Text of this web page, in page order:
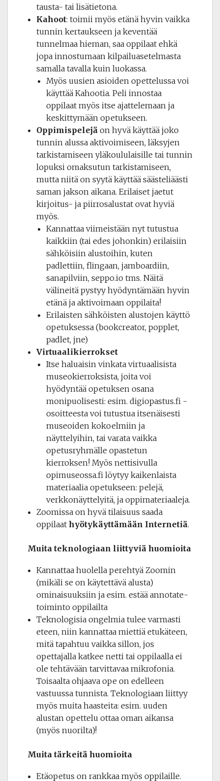
tausta- tai lisätietona.
Kahoot: toimii myös etänä hyvin vaikka
tunnin kertaukseen ja keventää
tunnelmaa hieman, saa oppilaat ehkä
jopa innostumaan kilpailuasetelmasta
samalla tavalla kuin luokassa.
Myös uusien asioiden opettelussa voi
käyttää Kahootia. Peli innostaa
oppilaat myös itse ajattelemaan ja
keskittymään opetukseen.
Oppimispelejä on hyvä käyttää joko
tunnin alussa aktivoimiseen, läksyjen
tarkistamiseen yläkoululaisille tai tunnin
lopuksi omaksutun tarkistamiseen,
mutta niitä on syytä käyttää säästeliäästi
saman jakson aikana. Erilaiset jaetut
kirjoitus- ja piirrosalustat ovat hyviä
myös.
Kannattaa viimeistään nyt tutustua
kaikkiin (tai edes johonkin) erilaisiin
sähköisiin alustoihin, kuten
padlettiin, flingaan, jamboardiin,
sanapilviin, seppo.io tms. Näitä
välineitä pystyy hyödyntämään hyvin
etänä ja aktivoimaan oppilaita!
Erilaisten sähköisten alustojen käyttö
opetuksessa (bookcreator, popplet,
padlet, jne)
Virtuaalikierrokset
Itse haluaisin vinkata virtuaalisista
museokierroksista, joita voi
hyödyntää opetuksen osana
monipuolisesti: esim. digiopastus.fi -
osoitteesta voi tutustua itsenäisesti
museoiden kokoelmiin ja
näyttelyihin, tai varata vaikka
opetusryhmälle opastetun
kierroksen! Myös nettisivulla
opimuseossa.fi löytyy kaikenlaista
materiaalia opetukseen: pelejä,
verkkonäyttelyitä, ja oppimateriaaleja.
Zoomissa on hyvä tilaisuus saada
oppilaat hyötykäyttämään Internetiä.
Muita teknologiaan liittyviä huomioita
Kannattaa huolella perehtyä Zoomin
(mikäli se on käytettävä alusta)
ominaisuuksiin ja esim. estää annotate-
toiminto oppilailta
Teknologisia ongelmia tulee varmasti
eteen, niin kannattaa miettiä etukäteen,
mitä tapahtuu vaikka sillon, jos
opettajalla katkee netti tai oppilaalla ei
ole tehtävään tarvittavaa mikrofonia.
Toisaalta ohjaava ope on edelleen
vastuussa tunnista. Teknologiaan liittyy
myös muita haasteita: esim. uuden
alustan opettelu ottaa oman aikansa
(myös nuorilta)!
Muita tärkeitä huomioita
Etäopetus on rankkaa myös oppilaille.